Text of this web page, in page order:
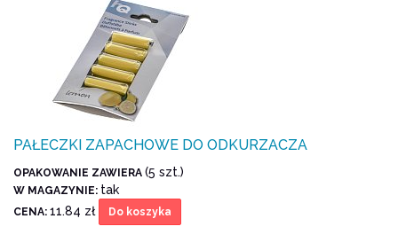
PAŁECZKI ZAPACHOWE DO ODKURZACZA
OPAKOWANIE ZAWIERA (5 szt.)
W MAGAZYNIE: tak
CENA: 11.84 zł Do koszyka